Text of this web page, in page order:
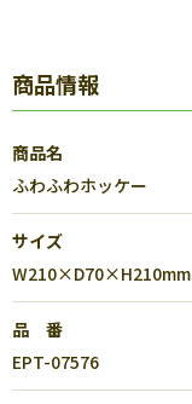
商品情報
商品名
ふわふわホッケー
サイズ
W210×D70×H210mm
品 番
EPT-07576